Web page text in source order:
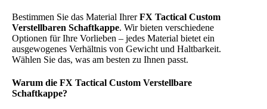
Bestimmen Sie das Material IhrerFX Tactical Custom
Verstellbaren Schaftkappe. Wir bieten verschiedene
Optionen für Ihre Vorlieben – jedes Material bietet ein
ausgewogenes Verhältnis von Gewicht und Haltbarkeit.
Wählen Sie das, was am besten zu Ihnen passt.
Warum die FX Tactical Custom Verstellbare
Schaftkappe?